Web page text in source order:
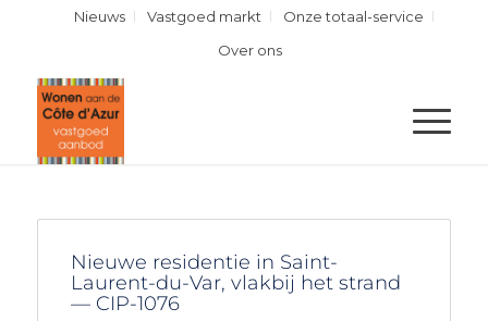
Nieuws Vastgoed markt
Onze totaal-service
Over ons
Nieuwe residentie in Saint-
Laurent-du-Var, vlakbij het strand
— CIP-1076